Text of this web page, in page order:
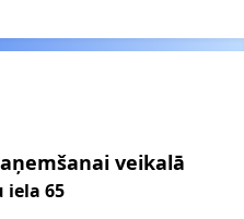
veikalā
iela 65